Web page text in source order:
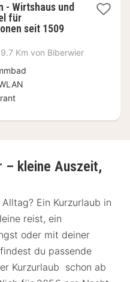
- Wirtshaus und
für
seit 15091
ab
9.7 Km von Biberwier
– kleine Auszeit,
Ein Kurzurlaub in
reist, ein
oder mit deiner
du passende
Kurzurlaub schon ab